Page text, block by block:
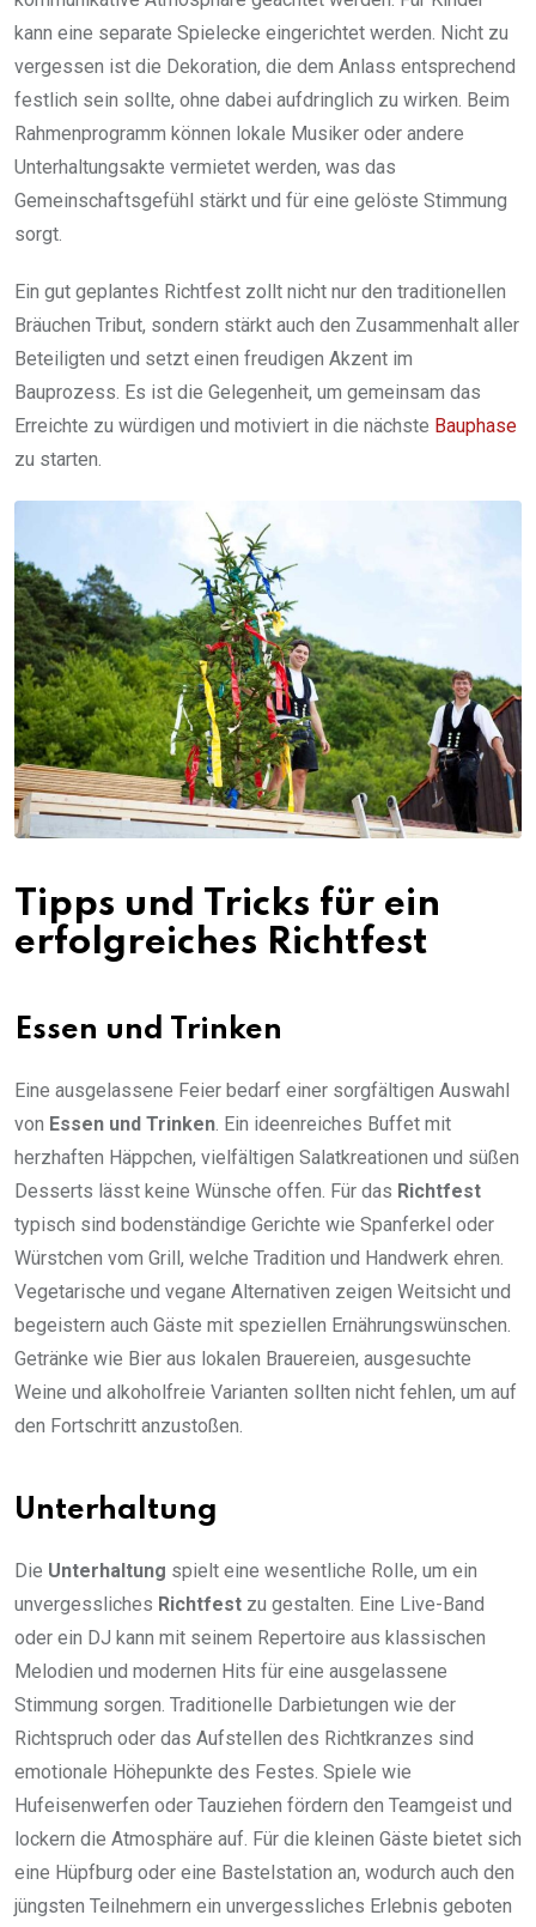
kann eine separate Spielecke eingerichtet werden. Nicht zu
vergessen ist die Dekoration, die dem Anlass entsprechend
festlich sein sollte, ohne dabei aufdringlich zu wirken. Beim
Rahmenprogramm können lokale Musiker oder andere
Unterhaltungsakte vermietet werden, was das
Gemeinschaftsgefühl stärkt und für eine gelöste Stimmung
sorgt.
Ein gut geplantes Richtfest zollt nicht nur den traditionellen
Bräuchen Tribut, sondern stärkt auch den Zusammenhalt aller
Beteiligten und setzt einen freudigen Akzent im
Bauprozess. Es ist die Gelegenheit, um gemeinsam das
Erreichte zu würdigen und motiviert in die nächste Bauphase
zu starten.
Tipps und Tricks für ein
erfolgreiches Richtfest
Essen und Trinken
Eine ausgelassene Feier bedarf einer sorgfältigen Auswahl
von Essen und Trinken. Ein ideenreiches Buffet mit
herzhaften Häppchen, vielfältigen Salatkreationen und süßen
Desserts lässt keine Wünsche offen. Für das Richtfest
typisch sind bodenständige Gerichte wie Spanferkel oder
Würstchen vom Grill, welche Tradition und Handwerk ehren.
Vegetarische und vegane Alternativen zeigen Weitsicht und
begeistern auch Gäste mit speziellen Ernährungswünschen.
Getränke wie Bier aus lokalen Brauereien, ausgesuchte
Weine und alkoholfreie Varianten sollten nicht fehlen, um auf
den Fortschritt anzustoßen.
Unterhaltung
Die Unterhaltung spielt eine wesentliche Rolle, um ein
unvergessliches Richtfest zu gestalten. Eine Live-Band
oder ein DJ kann mit seinem Repertoire aus klassischen
Melodien und modernen Hits für eine ausgelassene
Stimmung sorgen. Traditionelle Darbietungen wie der
Richtspruch oder das Aufstellen des Richtkranzes sind
emotionale Höhepunkte des Festes. Spiele wie
Hufeisenwerfen oder Tauziehen fördern den Teamgeist und
lockern die Atmosphäre auf. Für die kleinen Gäste bietet sich
eine Hüpfburg oder eine Bastelstation an, wodurch auch den
jüngsten Teilnehmern ein unvergessliches Erlebnis geboten